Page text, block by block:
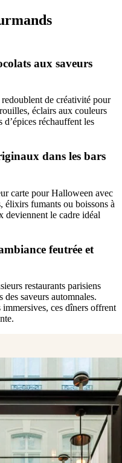
aux saveurs
de créativité pour
éclairs aux couleurs
d’épices réchauffent les
dans les bars
carte pour Halloween avec
élixirs fumants ou boissons à
deviennent le cadre idéal
feutrée et
restaurants parisiens
des saveurs automnales.
ces dîners offrent